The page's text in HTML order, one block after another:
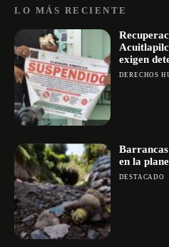
LO MÁS RECIENTE
exigen
DERECHOS
en la
DESTACADO